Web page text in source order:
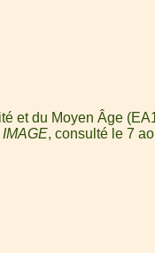
et du Moyen Âge
IMAGE, consulté le 7